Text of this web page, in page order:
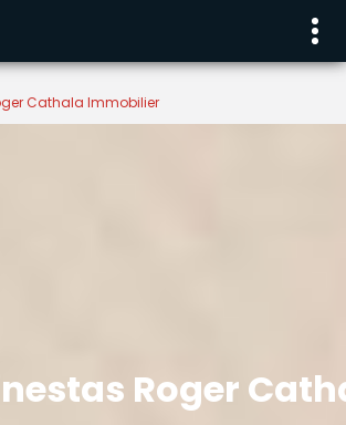
Cathala Immobilier
Roger